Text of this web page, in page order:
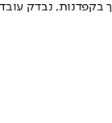
נבדק